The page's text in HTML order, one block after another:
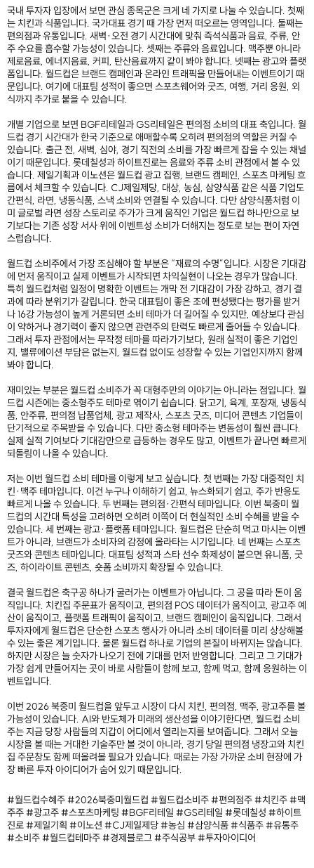
국내 투자자 입장에서 보면 관심 종목군은 크게 네 가지로 나눌 수 있습니다. 첫째
는 치킨과 식품입니다. 국가대표 경기 때 가장 먼저 떠오르는 영역입니다. 둘째는
편의점과 유통입니다. 새벽·오전 경기 시간대에 맞춰 즉석식품과 음료, 주류, 안
주 수요를 흡수할 가능성이 있습니다. 셋째는 주류와 음료입니다. 맥주뿐 아니라
제로음료, 에너지음료, 커피, 탄산음료까지 같이 봐야 합니다. 넷째는 광고와 플랫
폼입니다. 월드컵은 브랜드 캠페인과 온라인 트래픽을 만들어내는 이벤트이기 때
문입니다. 여기에 대표팀 성적이 좋으면 스포츠웨어와 굿즈, 여행, 거리 응원, 외
식까지 추가로 붙을 수 있습니다.
개별 기업으로 보면 BGF리테일과 GS리테일은 편의점 소비의 대표 축입니다. 월
드컵 경기 시간대가 한국 기준으로 애매할수록 오히려 편의점의 역할은 커질 수
있습니다. 출근 전, 새벽, 심야, 경기 직전의 소비를 가장 빠르게 잡을 수 있는 채널
이기 때문입니다. 롯데칠성과 하이트진로는 음료와 주류 소비 관점에서 볼 수 있
습니다. 제일기획과 이노션은 월드컵 광고 집행, 브랜드 캠페인, 스포츠 마케팅 흐
름에서 체크할 수 있습니다. CJ제일제당, 대상, 농심, 삼양식품 같은 식품 기업도
간편식, 라면, 냉동식품, 스낵 소비와 연결될 수 있습니다. 다만 삼양식품처럼 이
미 글로벌 라면 성장 스토리로 주가가 크게 움직인 기업은 월드컵 하나만으로 보
기보다는 기존 성장 서사 위에 이벤트성 소비가 더해지는 정도로 보는 편이 자연
스럽습니다.
월드컵 소비주에서 가장 조심해야 할 부분은 “재료의 수명”입니다. 시장은 기대감
에 먼저 움직이고 실제 이벤트가 시작되면 차익실현이 나오는 경우가 많습니다.
특히 월드컵처럼 일정이 명확한 이벤트는 개막 전 기대감이 가장 강하고, 경기 결
과에 따라 분위기가 갈립니다. 한국 대표팀이 좋은 조에 편성됐다는 평가를 받거
나 16강 가능성이 높게 거론되면 소비 테마가 더 길어질 수 있지만, 예상보다 관심
이 약하거나 경기력이 좋지 않으면 관련주의 탄력도 빠르게 줄어들 수 있습니다.
그래서 투자 관점에서는 무작정 테마를 따라가기보다, 원래 실적이 좋은 기업인
지, 밸류에이션 부담은 없는지, 월드컵 없이도 성장할 수 있는 기업인지까지 함께
봐야 합니다.
재미있는 부분은 월드컵 소비주가 꼭 대형주만의 이야기는 아니라는 점입니다. 월
드컵 시즌에는 중소형주도 테마로 엮이기 쉽습니다. 닭고기, 육계, 포장재, 냉동식
품, 안주류, 편의점 납품업체, 광고 제작사, 스포츠 굿즈, 미디어 콘텐츠 기업들이
단기적으로 주목받을 수 있습니다. 다만 중소형 테마주는 변동성이 훨씬 큽니다.
실제 실적 기여보다 기대감만으로 급등하는 경우도 많고, 이벤트가 끝나면 빠르게
되돌림이 나올 수 있습니다.
저는 이번 월드컵 소비 테마를 이렇게 보고 싶습니다. 첫 번째는 가장 대중적인 치
킨·맥주 테마입니다. 이건 누구나 이해하기 쉽고, 뉴스화되기 쉽고, 주가 반응도
빠르게 나올 수 있습니다. 두 번째는 편의점·간편식 테마입니다. 이번 북중미 월
드컵의 시간대 특성을 고려하면 오히려 이쪽이 더 현실적인 소비 수혜를 받을 수
있습니다. 세 번째는 광고·플랫폼 테마입니다. 월드컵은 단순히 먹고 마시는 이벤
트가 아니라, 브랜드가 소비자의 감정에 올라타는 시기입니다. 네 번째는 스포츠
굿즈와 콘텐츠 테마입니다. 대표팀 성적과 스타 선수 화제성이 붙으면 유니폼, 굿
즈, 하이라이트 콘텐츠, 숏폼 소비까지 확장될 수 있습니다.
결국 월드컵은 축구공 하나가 굴러가는 이벤트가 아닙니다. 그 공을 따라 돈이 움
직입니다. 치킨집 주문표가 움직이고, 편의점 POS 데이터가 움직이고, 광고주 예
산이 움직이고, 플랫폼 트래픽이 움직이고, 브랜드 캠페인이 움직입니다. 그래서
투자자에게 월드컵은 단순한 스포츠 행사가 아니라 소비 데이터를 미리 상상해볼
수 있는 좋은 계기입니다. 물론 월드컵 하나로 기업의 본질이 바뀌지는 않습니다.
하지만 시장은 늘 숫자가 나오기 전에 기대를 먼저 반영합니다. 그리고 그 기대가
가장 쉽게 만들어지는 곳이 바로 사람들이 함께 보고, 함께 먹고, 함께 응원하는 이
벤트입니다.
이번 2026 북중미 월드컵을 앞두고 시장이 다시 치킨, 편의점, 맥주, 광고주를 볼
가능성이 있습니다. AI와 반도체가 미래의 생산성을 이야기한다면, 월드컵 소비
주는 지금 당장 사람들의 지갑이 어디에서 열리는지를 보여줍니다. 그래서 오늘
시장을 볼 때는 거대한 기술주만 볼 것이 아니라, 경기 당일 편의점 냉장고와 치킨
집 주문창도 함께 떠올려볼 필요가 있습니다. 때로는 가장 가까운 소비 현장에 가
장 빠른 투자 아이디어가 숨어 있기 때문입니다.
#월드컵수혜주 #2026북중미월드컵 #월드컵소비주 #편의점주 #치킨주 #맥
주주 #광고주 #스포츠마케팅 #BGF리테일 #GS리테일 #롯데칠성 #하이트
진로 #제일기획 #이노션 #CJ제일제당 #농심 #삼양식품 #식품주 #유통주
#소비주 #월드컵테마주 #경제블로그 #주식공부 #투자아이디어